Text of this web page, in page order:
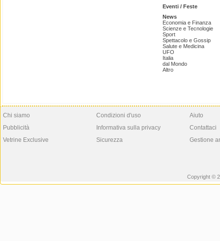
Eventi / Feste
News
Economia e Finanza
Scienze e Tecnologie
Sport
Spettacolo e Gossip
Salute e Medicina
UFO
Italia
dal Mondo
Altro
Chi siamo
Pubblicità
Vetrine Exclusive
Condizioni d'uso
Informativa sulla privacy
Sicurezza
Aiuto
Contattaci
Gestione
Copyright ©